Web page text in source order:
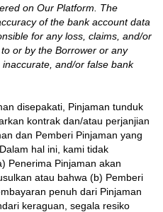
on Our Platform. The
of the bank account data
for any loss, claims, and/or
or by the Borrower or any
and/or false bank
disepakati, Pinjaman tunduk
kontrak dan/atau perjanjian
dan Pemberi Pinjaman yang
hal ini, kami tidak
Penerima Pinjaman akan
atau bahwa (b) Pemberi
penuh dari Pinjaman
keraguan, segala resiko